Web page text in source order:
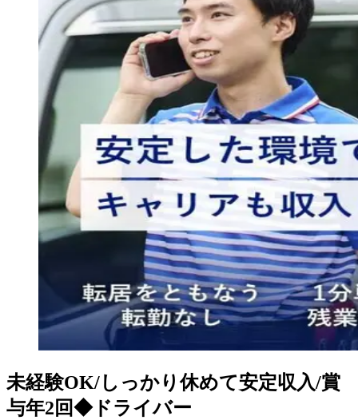
未経験OK/しっかり休めて安定収入/賞
与年2回◆ドライバー